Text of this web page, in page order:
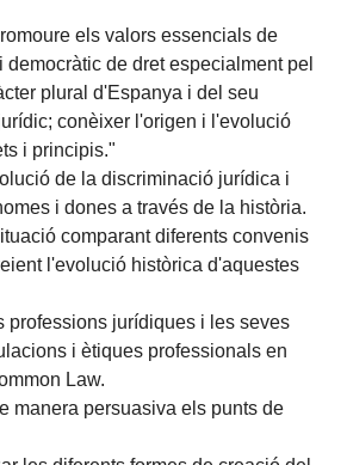
els valors essencials de
democràtic de dret especialment pel
plural d'Espanya i del seu
conèixer l'origen i l'evolució
i principis."
de la discriminació jurídica i
i dones a través de la història.
comparant diferents convenis
l'evolució històrica d'aquestes
professions jurídiques i les seves
i ètiques professionals en
Law.
manera persuasiva els punts de